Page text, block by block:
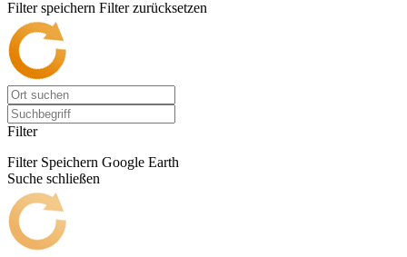
Filter speichern Filter zurücksetzen
Filter
Filter Speichern Google Earth
Suche schließen